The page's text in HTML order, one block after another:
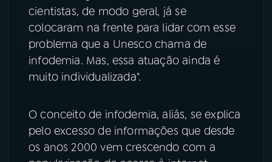
cientistas, de modo geral, já se
colocaram na frente para lidar com esse
problema que a Unesco chama de
infodemia. Mas, essa atuação ainda é
muito individualizada".
O conceito de infodemia, aliás, se explica
pelo excesso de informações que desde
os anos 2000 vem crescendo com a